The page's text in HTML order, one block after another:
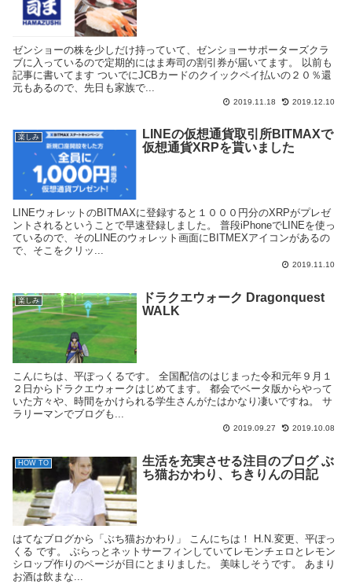
ゼンショーの株を少しだけ持っていて、ゼンショーサポーターズクラ
ブに入っているので定期的にはま寿司の割引券が届いてます。 以前も
記事に書いてます ついでにJCBカードのクイックペイ払いの２０％還
元もあるので、先日も家族で...
2019.11.18 2019.12.10
楽しみ
LINEの仮想通貨取引所BITMAXで
仮想通貨XRPを貰いました
LINEウォレットのBITMAXに登録すると１０００円分のXRPがプレゼ
ントされるということで早速登録しました。 普段iPhoneでLINEを使っ
ているので、そのLINEのウォレット画面にBITMEXアイコンがあるの
で、そこをクリッ...
2019.11.10
楽しみ
ドラクエウォーク Dragonquest
WALK
こんにちは、平ぽっくるです。 全国配信のはじまった令和元年９月１
２日からドラクエウォークはじめてます。 都会でベータ版からやって
いた方々や、時間をかけられる学生さんがたはかなり凄いですね。 サ
ラリーマンでブログも...
2019.09.27 2019.10.08
HOW TO
生活を充実させる注目のブログ ぶ
ち猫おかわり、ちきりんの日記
はてなブログから「ぶち猫おかわり」 こんにちは！ H.N.変更、平ぽっ
くる です。 ぶらっとネットサーフィンしていてレモンチェロとレモン
シロップ作りのページが目にとまりました。 美味しそうです。 あまり
お酒は飲まな...